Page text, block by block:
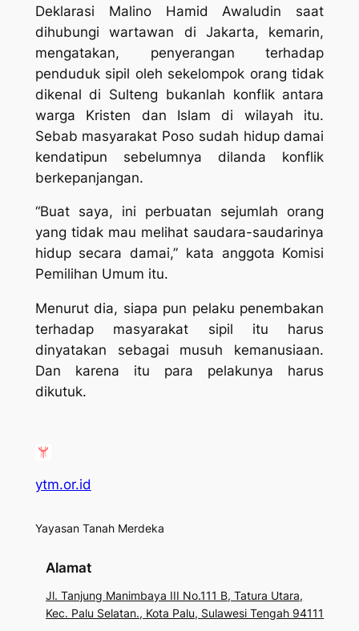
Deklarasi Malino Hamid Awaludin saat
dihubungi wartawan di Jakarta, kemarin,
mengatakan, penyerangan terhadap
penduduk sipil oleh sekelompok orang tidak
dikenal di Sulteng bukanlah konflik antara
warga Kristen dan Islam di wilayah itu.
Sebab masyarakat Poso sudah hidup damai
kendatipun sebelumnya dilanda konflik
berkepanjangan.
“Buat saya, ini perbuatan sejumlah orang
yang tidak mau melihat saudara-saudarinya
hidup secara damai,” kata anggota Komisi
Pemilihan Umum itu.
Menurut dia, siapa pun pelaku penembakan
terhadap masyarakat sipil itu harus
dinyatakan sebagai musuh kemanusiaan.
Dan karena itu para pelakunya harus
dikutuk.
ytm.or.id
Yayasan Tanah Merdeka
Alamat
Jl. Tanjung Manimbaya III No.111 B, Tatura Utara,
Kec. Palu Selatan., Kota Palu, Sulawesi Tengah 94111